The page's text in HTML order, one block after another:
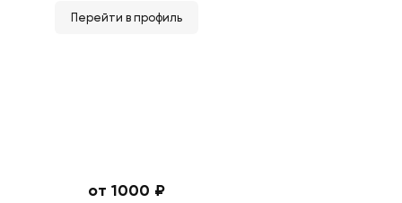
Перейти в профиль
от 1000 ₽